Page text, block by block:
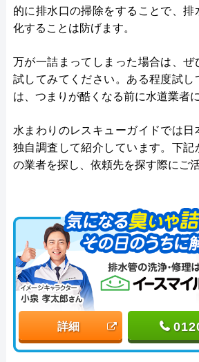
的に排水口の掃除をすることで、排
化することは防げます。
万が一詰まってしまった場合は、ぜ
試してみてください。ある程度試し
は、つまりが酷くなる前に水道業者
水まわりのレスキューガイドでは日
独自調査して紹介しています。下記
の業者を探し、依頼先を探す際にご
詳細